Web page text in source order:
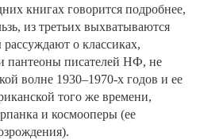
книгах говорится подробнее,
из третьих выхватываются
о классиках,
пантеоны писателей НФ, не
волне 1930–1970-х годов и ее
того же времени,
и космооперы (ее